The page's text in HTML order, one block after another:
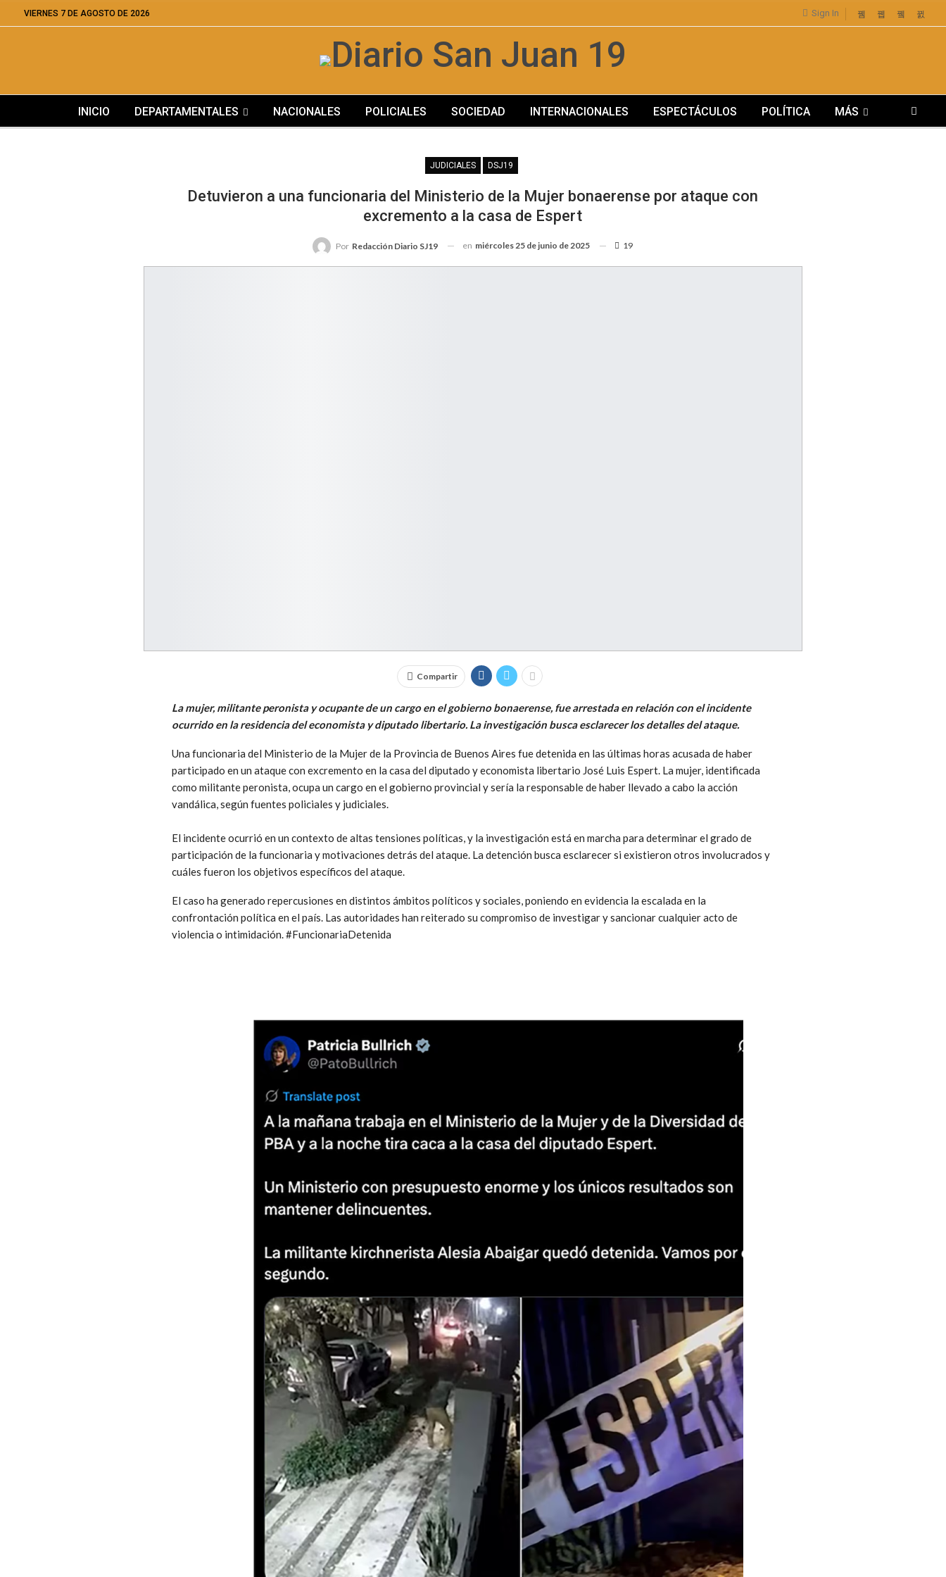
Sign In
VIERNES 7 DE AGOSTO DE 2026
INICIO DEPARTAMENTALES NACIONALES POLICIALES SOCIEDAD INTERNACIONALES ESPECTÁCULOS POLÍTICA MÁS
JUDICIALES DSJ19
Detuvieron a una funcionaria del Ministerio de la Mujer bonaerense por ataque con
excremento a la casa de Espert
Por Redacción Diario SJ19 en miércoles 25 de junio de 2025 19
Compartir
La mujer, militante peronista y ocupante de un cargo en el gobierno bonaerense, fue arrestada en relación con el incidente
ocurrido en la residencia del economista y diputado libertario. La investigación busca esclarecer los detalles del ataque.
Una funcionaria del Ministerio de la Mujer de la Provincia de Buenos Aires fue detenida en las últimas horas acusada de haber
participado en un ataque con excremento en la casa del diputado y economista libertario José Luis Espert. La mujer, identificada
como militante peronista, ocupa un cargo en el gobierno provincial y sería la responsable de haber llevado a cabo la acción
vandálica, según fuentes policiales y judiciales.
El incidente ocurrió en un contexto de altas tensiones políticas, y la investigación está en marcha para determinar el grado de
participación de la funcionaria y motivaciones detrás del ataque. La detención busca esclarecer si existieron otros involucrados y
cuáles fueron los objetivos específicos del ataque.
El caso ha generado repercusiones en distintos ámbitos políticos y sociales, poniendo en evidencia la escalada en la
confrontación política en el país. Las autoridades han reiterado su compromiso de investigar y sancionar cualquier acto de
violencia o intimidación. #FuncionariaDetenida